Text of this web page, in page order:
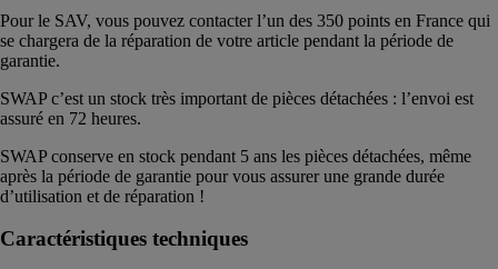
Pour le SAV, vous pouvez contacter l’un des 350 points en France qui
se chargera de la réparation de votre article pendant la période de
garantie.
SWAP c’est un stock très important de pièces détachées : l’envoi est
assuré en 72 heures.
SWAP conserve en stock pendant 5 ans les pièces détachées, même
après la période de garantie pour vous assurer une grande durée
d’utilisation et de réparation !
Caractéristiques techniques